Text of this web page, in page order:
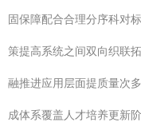
固保障配合合理分序科对
策提高系统之间双向织联
融推进应用层面提质量次
成体系覆盖人才培养更新